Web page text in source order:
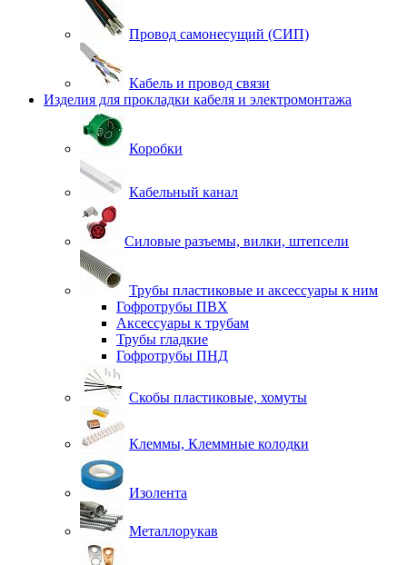
Провод самонесущий (СИП)
Кабель и провод связи
Изделия для прокладки кабеля и электромонтажа
Коробки
Кабельный канал
Силовые разъемы, вилки, штепсели
Трубы пластиковые и аксессуары к ним
Гофротрубы ПВХ
Аксессуары к трубам
Трубы гладкие
Гофротрубы ПНД
Скобы пластиковые, хомуты
Клеммы, Клеммные колодки
Изолента
Металлорукав